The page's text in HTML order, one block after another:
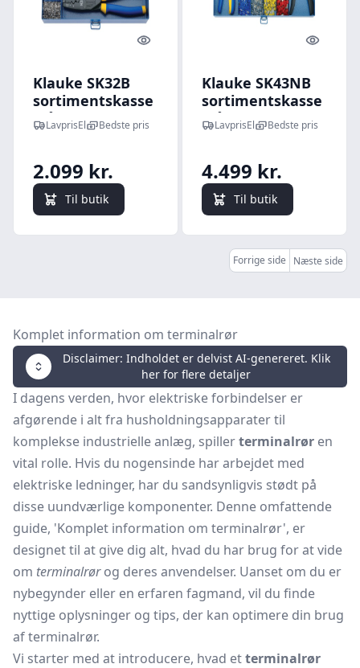
Quick look
Klauke SK32B
sortimentskasse
stål, med
terminalrør og
LavprisEl Bedste pris
2.099 kr.
Til butik
Quick
Klauke SK43NB
sortimentskasse
stål, med
isolerede
presseværktøj
LavprisEl Bedste pris
4.499 kr.
Til butik
Forrige side Næste side
Komplet information om terminalrør
Disclaimer: Indholdet er delvist AI-genereret. Klik
her for flere detaljer
I dagens verden, hvor elektriske forbindelser er
afgørende i alt fra husholdningsapparater til
komplekse industrielle anlæg, spillerterminalrør en
vital rolle. Hvis du nogensinde har arbejdet med
elektriske ledninger, har du sandsynligvis stødt på
disse uundværlige komponenter. Denne omfattende
guide, 'Komplet information om terminalrør', er
designet til at give dig alt, hvad du har brug for at vide
om terminalrørog deres anvendelser. Uanset om du er
nybegynder eller en erfaren fagmand, vil du finde
nyttige oplysninger og tips, der kan optimere din brug
af terminalrør.
Vi starter med at introducere, hvad etterminalrør